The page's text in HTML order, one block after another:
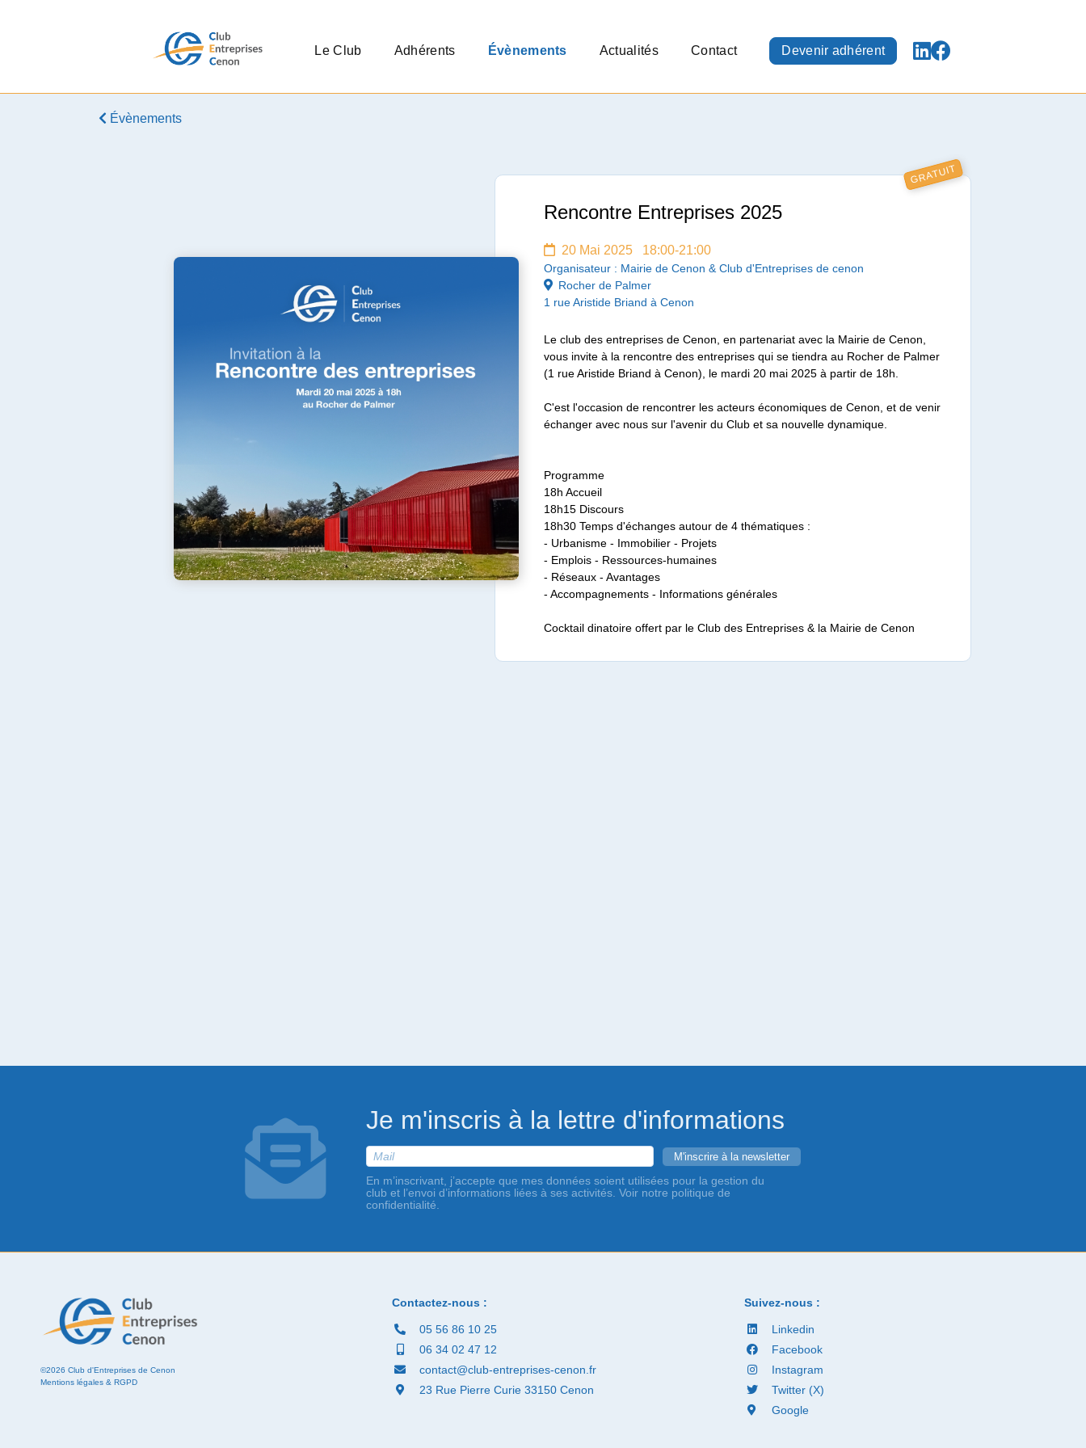
Le Club Adhérents Évènements Actualités Contact Devenir adhérent
Évènements
GRATUIT
Rencontre Entreprises 2025
20 Mai 2025 18:00-21:00
Organisateur : Mairie de Cenon & Club d'Entreprises de cenon
Rocher de Palmer
1 rue Aristide Briand à Cenon
Le club des entreprises de Cenon, en partenariat avec la Mairie de Cenon,
vous invite à la rencontre des entreprises qui se tiendra au Rocher de Palmer
(1 rue Aristide Briand à Cenon), le mardi 20 mai 2025 à partir de 18h.
C'est l'occasion de rencontrer les acteurs économiques de Cenon, et de venir
échanger avec nous sur l'avenir du Club et sa nouvelle dynamique.
Programme
18h Accueil
18h15 Discours
18h30 Temps d'échanges autour de 4 thématiques :
- Urbanisme - Immobilier - Projets
- Emplois - Ressources-humaines
- Réseaux - Avantages
- Accompagnements - Informations générales
Cocktail dinatoire offert par le Club des Entreprises & la Mairie de Cenon
Je m'inscris à la lettre d'informations
En m’inscrivant, j’accepte que mes données soient utilisées pour la gestion du
club et l’envoi d’informations liées à ses activités. Voir notre politique de
confidentialité.
©2026 Club d'Entreprises de Cenon
Mentions légales & RGPD
Contactez-nous :
05 56 86 10 25
06 34 02 47 12
contact@club-entreprises-cenon.fr
23 Rue Pierre Curie 33150 Cenon
Suivez-nous :
Linkedin
Facebook
Instagram
Twitter (X)
Google